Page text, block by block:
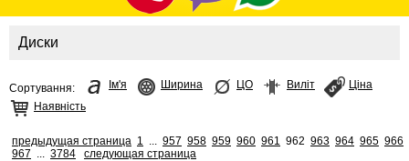
Диски
Сортування: Ім'я Ширина ЦО Виліт
Ціна
Наявність
предыдущая страница 1 957 958 959 960 961 962 963 964 965 966
967
3784 следующая страница